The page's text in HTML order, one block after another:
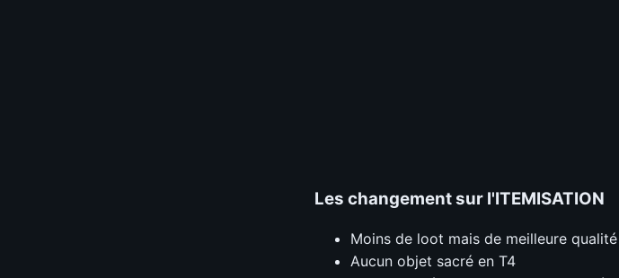
Les changement sur l'ITEMISATION
Moins de loot mais de meilleure qualité
Aucun objet sacré en T4